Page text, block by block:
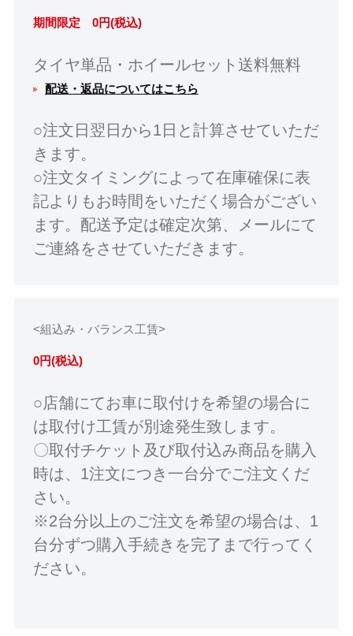
期間限定 0円(税込)
タイヤ単品・ホイールセット送料無料
配送・返品についてはこちら
○注文日翌日から1日と計算させていただ
きます。
○注文タイミングによって在庫確保に表
記よりもお時間をいただく場合がござい
ます。配送予定は確定次第、メールにて
ご連絡をさせていただきます。
<組込み・バランス工賃>
0円(税込)
○店舗にてお車に取付けを希望の場合に
は取付け工賃が別途発生致します。
〇取付チケット及び取付込み商品を購入
時は、1注文につき一台分でご注文くだ
さい。
※2台分以上のご注文を希望の場合は、1
台分ずつ購入手続きを完了まで行ってく
ださい。